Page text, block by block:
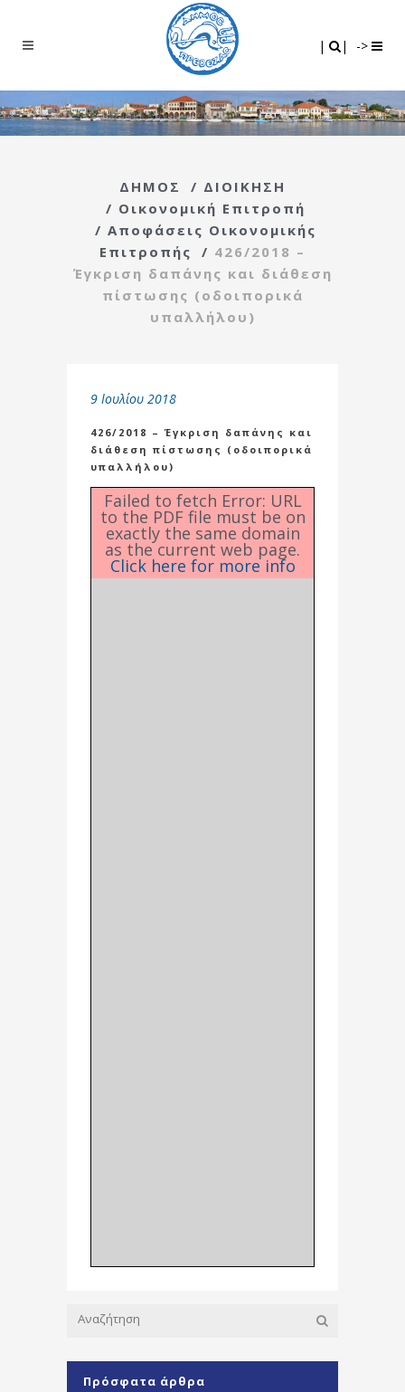
| | ->
ΔΗΜΟΣ / ΔΙΟΙΚΗΣΗ
/ Οικονομική Επιτροπή
/ Αποφάσεις Οικονομικής
Επιτροπής
/ 426/2018 –
Έγκριση δαπάνης και διάθεση
πίστωσης (οδοιπορικά
υπαλλήλου)
9 Ιουλίου 2018
426/2018 – Έγκριση δαπάνης και
διάθεση πίστωσης (οδοιπορικά
υπαλλήλου)
Failed to fetch Error: URL
to the PDF file must be on
exactly the same domain
as the current web page.
Click here for more info
Πρόσφατα άρθρα